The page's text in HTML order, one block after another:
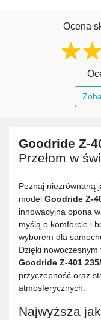
Ocena
Goodride Z-
Przełom w
Poznaj niezrównaną
model Goodride Z-
innowacyjna opona
myślą o komforcie i
wyborem dla
Dzięki
Goodride Z-401
przyczepność oraz
atmosferycznych.
Najwyższa